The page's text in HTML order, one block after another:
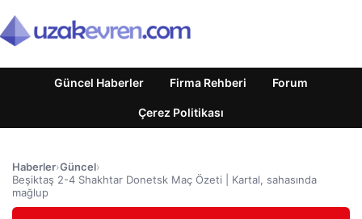
Güncel Haberler Firma Rehberi Forum
Çerez Politikası
Haberler›Güncel›
Beşiktaş 2-4 Shakhtar Donetsk Maç Özeti | Kartal, sahasında
mağlup